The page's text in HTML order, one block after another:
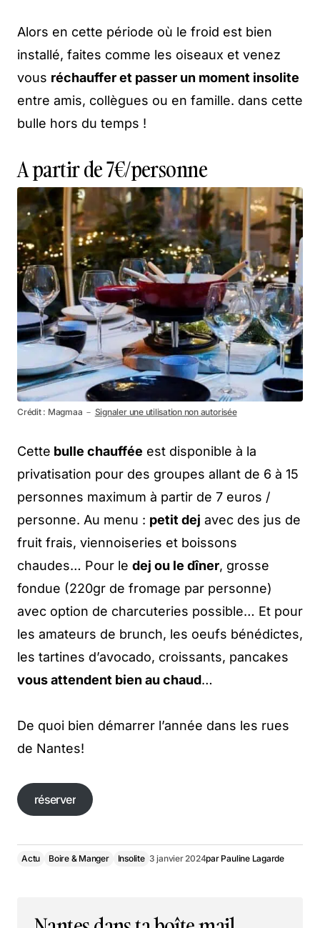
Alors en cette période où le froid est bien
installé, faites comme les oiseaux et venez
vous réchauffer et passer un moment insolite
entre amis, collègues ou en famille. dans cette
bulle hors du temps !
A partir de 7€/personne
Crédit : Magmaa － Signaler une utilisation non autorisée
Cette bulle chauffée est disponible à la
privatisation pour des groupes allant de 6 à 15
personnes maximum à partir de 7 euros /
personne. Au menu : petit dej avec des jus de
fruit frais, viennoiseries et boissons
chaudes… Pour le dej ou le dîner, grosse
fondue (220gr de fromage par personne)
avec option de charcuteries possible… Et pour
les amateurs de brunch, les oeufs bénédictes,
les tartines d’avocado, croissants, pancakes
vous attendent bien au chaud…
De quoi bien démarrer l’année dans les rues
de Nantes!
réserver
réserver
Actu Boire & Manger Insolite 3 janvier 2024par Pauline Lagarde